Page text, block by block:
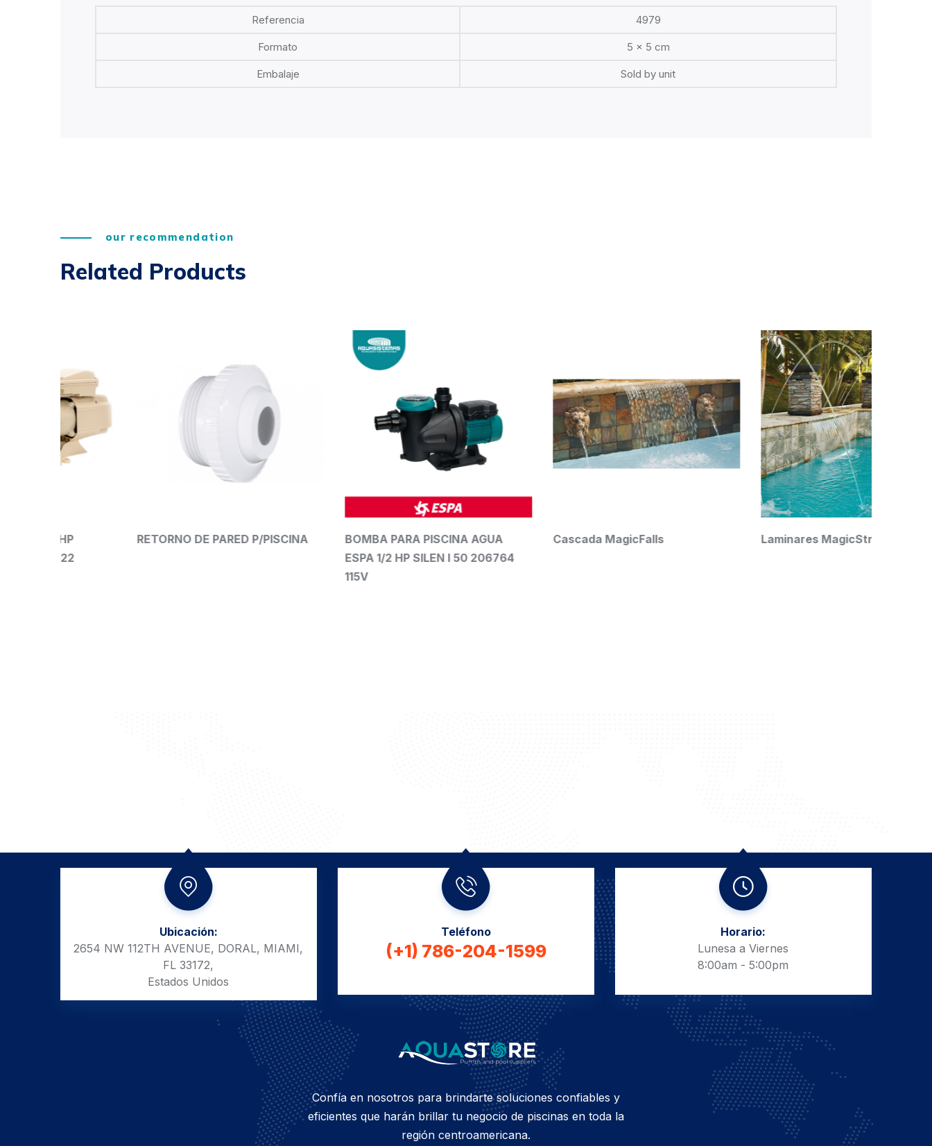
Referencia 4979
Formato 5 x 5 cm
Embalaje Sold by unit
our recommendation
Related Products
RETORNO DE PARED P/PISCINA
BOMBA PARA PISCINA AGUA
ESPA 1/2 HP SILEN I 50 206764
Cascada MagicFalls Laminares MagicStream
Ubicación:
2654 NW 112TH AVENUE, DORAL, MIAMI,
FL 33172,
Estados Unidos
Teléfono
(+1) 786-204-1599
Horario:
Lunesa a Viernes
8:00am - 5:00pm
Confía en nosotros para brindarte soluciones confiables y
eficientes que harán brillar tu negocio de piscinas en toda la
región centroamericana.